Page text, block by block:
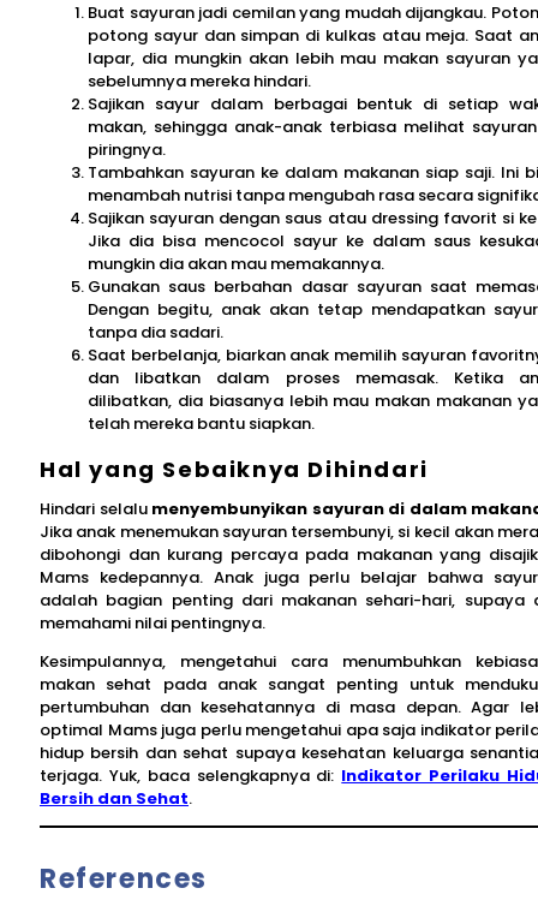
Buat sayuran jadi cemilan yang mudah dijangkau.
potong sayur dan simpan di kulkas atau meja. Saat
lapar, dia mungkin akan lebih mau makan sayuran
sebelumnya mereka hindari.
Sajikan sayur dalam berbagai bentuk di setiap
makan, sehingga anak-anak terbiasa melihat
piringnya.
Tambahkan sayuran ke dalam makanan siap saji. Ini
menambah nutrisi tanpa mengubah rasa secara
Sajikan sayuran dengan saus atau dressing favorit si
Jika dia bisa mencocol sayur ke dalam saus
mungkin dia akan mau memakannya.
Gunakan saus berbahan dasar sayuran saat
Dengan begitu, anak akan tetap mendapatkan
tanpa dia sadari.
Saat berbelanja, biarkan anak memilih sayuran
dan libatkan dalam proses memasak. Ketika
dilibatkan, dia biasanya lebih mau makan makanan
telah mereka bantu siapkan.
Hal yang Sebaiknya Dihindari
Hindari selalu menyembunyikan sayuran di dalam
Jika anak menemukan sayuran tersembunyi, si kecil akan
dibohongi dan kurang percaya pada makanan yang
Mams kedepannya. Anak juga perlu belajar bahwa
adalah bagian penting dari makanan sehari-hari, supaya
memahami nilai pentingnya.
Kesimpulannya, mengetahui cara menumbuhkan
makan sehat pada anak sangat penting untuk
pertumbuhan dan kesehatannya di masa depan. Agar
optimal Mams juga perlu mengetahui apa saja indikator
hidup bersih dan sehat supaya kesehatan keluarga
terjaga. Yuk, baca selengkapnya di: Indikator Perilaku
Bersih dan Sehat.
References